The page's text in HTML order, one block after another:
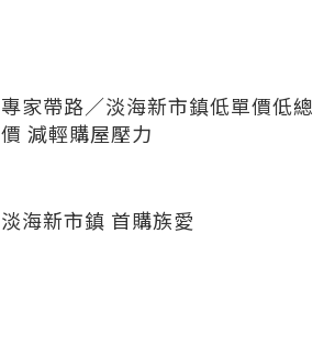
專家帶路／淡海新市鎮低單價低總
價 減輕購屋壓力
淡海新市鎮 首購族愛